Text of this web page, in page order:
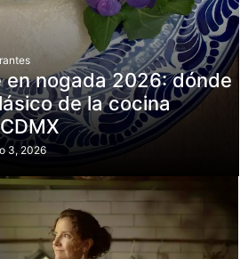
en nogada 2026: dónde
de la cocina
3, 2026